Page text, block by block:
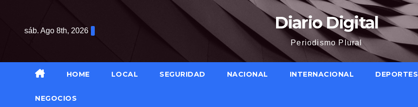
contenido
sáb. Ago 8th, 2026 Diario Digital
Periodismo Plural
HOME LOCAL SEGURIDAD NACIONAL INTERNACIONAL DEPORTES
NEGOCIOS